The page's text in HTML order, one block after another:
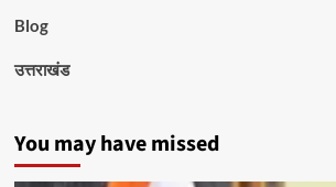
Blog
उत्तराखंड
You may have missed